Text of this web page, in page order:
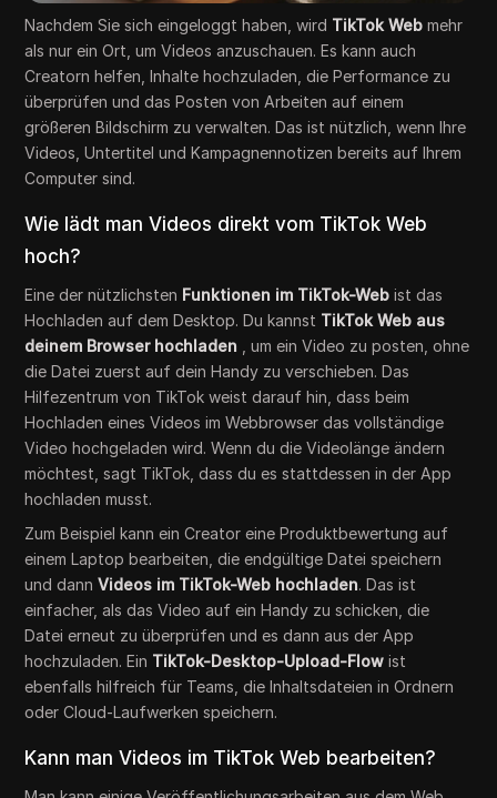
Nachdem Sie sich eingeloggt haben, wird TikTok Web mehr
als nur ein Ort, um Videos anzuschauen. Es kann auch
Creatorn helfen, Inhalte hochzuladen, die Performance zu
überprüfen und das Posten von Arbeiten auf einem
größeren Bildschirm zu verwalten. Das ist nützlich, wenn Ihre
Videos, Untertitel und Kampagnennotizen bereits auf Ihrem
Computer sind.
Wie lädt man Videos direkt vom TikTok Web
hoch?
Eine der nützlichsten Funktionen im TikTok-Web ist das
Hochladen auf dem Desktop. Du kannst TikTok Web aus
deinem Browser hochladen , um ein Video zu posten, ohne
die Datei zuerst auf dein Handy zu verschieben. Das
Hilfezentrum von TikTok weist darauf hin, dass beim
Hochladen eines Videos im Webbrowser das vollständige
Video hochgeladen wird. Wenn du die Videolänge ändern
möchtest, sagt TikTok, dass du es stattdessen in der App
hochladen musst.
Zum Beispiel kann ein Creator eine Produktbewertung auf
einem Laptop bearbeiten, die endgültige Datei speichern
und dannVideos im TikTok-Web hochladen. Das ist
einfacher, als das Video auf ein Handy zu schicken, die
Datei erneut zu überprüfen und es dann aus der App
hochzuladen. Ein TikTok-Desktop-Upload-Flow ist
ebenfalls hilfreich für Teams, die Inhaltsdateien in Ordnern
oder Cloud-Laufwerken speichern.
Kann man Videos im TikTok Web bearbeiten?